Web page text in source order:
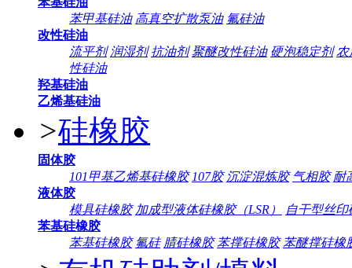
苯甲基硅油 高真空扩散泵油 氟硅油
改性硅油
流平剂 润湿剂 抗油剂 聚醚改性硅油 硬泡稳定剂 农
性硅油
羟基硅油
乙烯基硅油
>硅橡胶
固体胶
101甲基乙烯基硅橡胶 107胶 沉淀混炼胶 气相胶 耐
液体胶
模具硅橡胶 加成型液体硅橡胶（LSR）
自干型丝印
苯基硅橡胶
苯基硅橡胶 氟硅 腈硅橡胶 苯撑硅橡胶 苯醚撑硅橡